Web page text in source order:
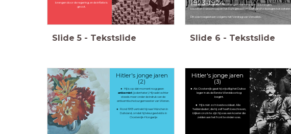
brengen door de regering, en de inflatie is
groot.
Slide 5 - Tekstslide
1923-1924
Omdat Duitsland de herstelbetalingen niet meer kan opbrengen,
bezetten Franse troepen het Ruhrgebied om Duitsland te dwingen tot betalen.
Dit was toegestaan volgens het Verdrag van Versailles.
Slide 6 - Tekstslide
Hitler's jonge jaren
(2)
Hij is op dat moment nog geen
antisemiet(jodenhater). Hij raakt echter
steeds meer onder de indruk van de
antisemtische burgemeester van Wenen.
Rond 1913 vertrekt hij naar München in
Duitsland, omdat hij teleurgesteld is in
Oostenrijk-Hongarije
Hitler's jonge jaren
(3)
Als Oostenrijk gaat hij vrijwillig het Duitse
leger in als de Eerste Wereldoorlog
begint.
Hij is niet zo'n beste soldaat. Alle
'heldendaden', die hij zelf heeft beschreven,
blijken onzin te zijn: hij was een koerier die
zelden aan het front te vinden was.